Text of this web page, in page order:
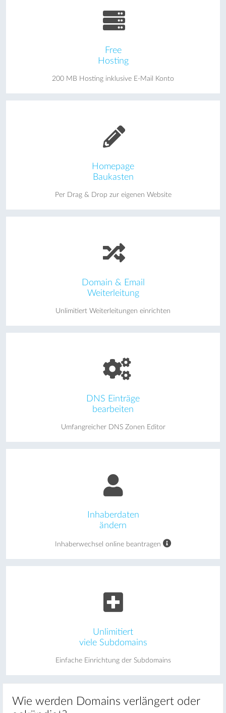
Free
Hosting
200 MB Hosting inklusive E-Mail Konto
Homepage
Baukasten
Per Drag & Drop zur eigenen Website
Domain & Email
Weiterleitung
Unlimitiert Weiterleitungen einrichten
DNS Einträge
bearbeiten
Umfangreicher DNS Zonen Editor
Inhaberdaten
ändern
Inhaberwechsel online beantragen
Unlimitiert
viele Subdomains
Einfache Einrichtung der Subdomains
Wie werden Domains verlängert oder